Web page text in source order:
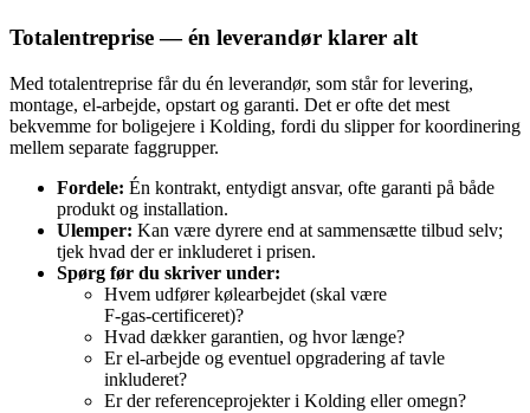
Totalentreprise — én leverandør klarer alt
Med totalentreprise får du én leverandør, som står for levering,
montage, el‑arbejde, opstart og garanti. Det er ofte det mest
bekvemme for boligejere i Kolding, fordi du slipper for koordinering
mellem separate faggrupper.
Fordele: Én kontrakt, entydigt ansvar, ofte garanti på både
produkt og installation.
Ulemper: Kan være dyrere end at sammensætte tilbud selv;
tjek hvad der er inkluderet i prisen.
Spørg før du skriver under:
Hvem udfører kølearbejdet (skal være
F‑gas‑certificeret)?
Hvad dækker garantien, og hvor længe?
Er el‑arbejde og eventuel opgradering af tavle
inkluderet?
Er der referenceprojekter i Kolding eller omegn?